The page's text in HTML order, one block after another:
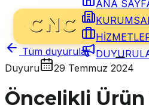
ANA
Tüm duyurular
Duyuru
29 Temmuz 2024
Öncelikli Ürün